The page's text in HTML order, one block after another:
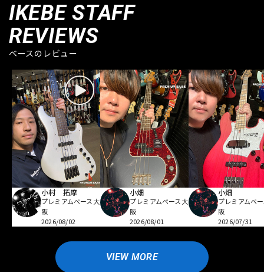
IKEBE STAFF
REVIEWS
ベースのレビュー
小村 拓摩
プレミアムベース大
阪
2026/08/02
小畑
プレミアムベース大
阪
2026/08/01
小畑
プレミアムベ
阪
2026/07/31
VIEW MORE